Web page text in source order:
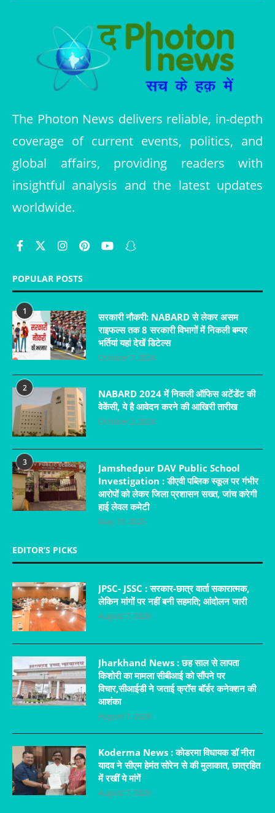
The Photon News delivers reliable, in-depth
coverage of current events, politics, and
global affairs, providing readers with
insightful analysis and the latest updates
worldwide.
POPULAR POSTS
1
सरकारी नौकरी: NABARD से लेकर असम
राइफल्स तक 8 सरकारी विभागों में निकली बम्पर
भर्तियां यहां देखें डिटेल्स
October 7, 2024
2
NABARD 2024 में निकली ऑफिस अटेंडेंट की
वेकेंसी, ये है आवेदन करने की आखिरी तारीख
October 2, 2024
3
Jamshedpur DAV Public School
Investigation : डीएवी पब्लिक स्कूल पर गंभीर
आरोपों को लेकर जिला प्रशासन सख्त, जांच करेगी
हाई लेवल कमेटी
May 19, 2025
EDITOR’S PICKS
JPSC- JSSC : सरकार-छात्र वार्ता सकारात्मक,
लेकिन मांगों पर नहीं बनी सहमति; आंदोलन जारी
August 7, 2026
Jharkhand News : छह साल से लापता
किशोरी का मामला सीबीआई को सौंपने पर
विचार,सीआईडी ने जताई क्रॉस बॉर्डर कनेक्शन की
आशंका
August 7, 2026
Koderma News : कोडरमा विधायक डॉ नीरा
यादव ने सीएम हेमंत सोरेन से की मुलाकात, छात्रहित
में रखीं ये मांगें
August 7, 2026